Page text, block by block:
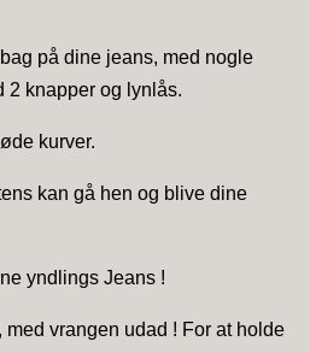
på dine jeans, med nogle
2 knapper og lynlås.
kurver.
kan gå hen og blive dine
yndlings Jeans !
vrangen udad ! For at holde